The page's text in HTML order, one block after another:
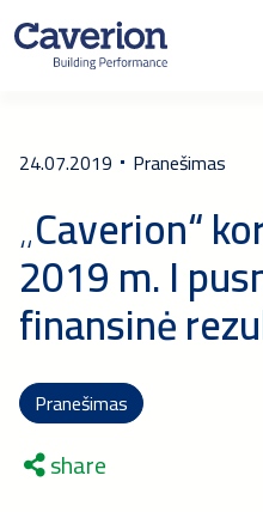
24.07.2019 Pranešimas
„Caverion“
2019 m. I
finansinė
Pranešimas
share